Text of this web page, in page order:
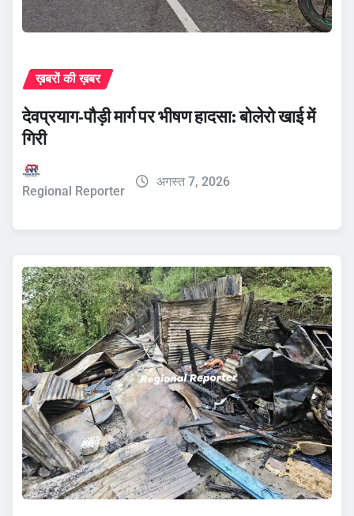
ख़बरों की ख़बर
देवप्रयाग-पौड़ी मार्ग पर भीषण हादसा: बोलेरो खाई में
गिरी
Regional Reporter
अगस्त 7, 2026